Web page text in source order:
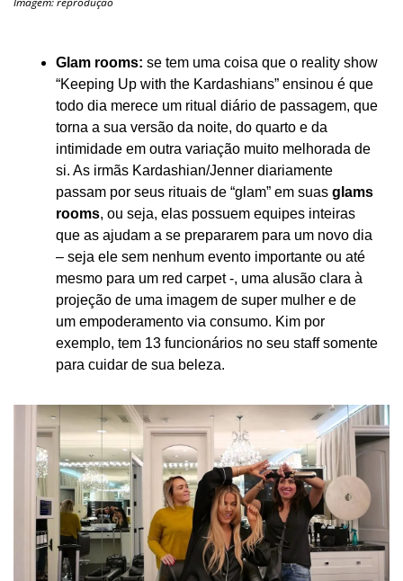
Glam rooms: se tem uma coisa que o reality show
“Keeping Up with the Kardashians” ensinou é que
todo dia merece um ritual diário de passagem, que
torna a sua versão da noite, do quarto e da
intimidade em outra variação muito melhorada de
si. As irmãs Kardashian/Jenner diariamente
passam por seus rituais de “glam” em suas glams
rooms, ou seja, elas possuem equipes inteiras
que as ajudam a se prepararem para um novo dia
– seja ele sem nenhum evento importante ou até
mesmo para um red carpet -, uma alusão clara à
projeção de uma imagem de super mulher e de
um empoderamento via consumo. Kim por
exemplo, tem 13 funcionários no seu staff somente
para cuidar de sua beleza.